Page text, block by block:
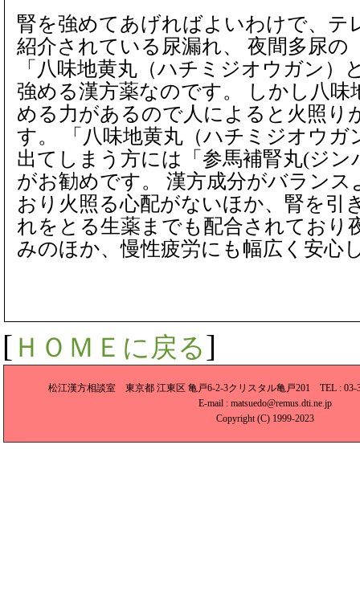
腎を強めてあげればよいわけで、テ
紹介されている尿漏れ、 夜間多尿の
「八味地黄丸（ハチミジオウガン）
強める漢方薬なのです。 しかし八味
める力があるので人によると火照り
す。 「八味地黄丸（ハチミジオウガ
出てしまう方には「参馬補腎丸(ジン
がお勧めです。 漢方成分がバランス
おり火照る心配がないほか、腎を引
れをとる生薬までも配合されており
みのほか、慢性疲労にも幅広く安心
[ ＨＯＭＥに戻る]
松江漢方相談室 東京都 江東区 亀戸6-2-3クリスタル亀戸201 TEL : 03-
E-mail : matsuedo@remus.dti.ne.jp
Copyright (C) 1999-2023